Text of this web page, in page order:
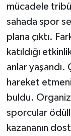
mücadele
sahada spor
plana çıktı.
katıldığı
anlar yaşandı.
hareket
buldu.
sporcular
kazananın